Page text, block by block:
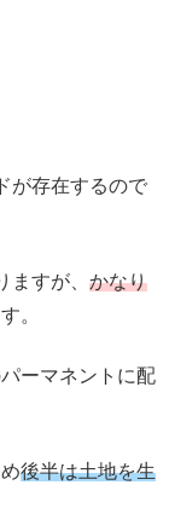
が存在するので
ますが、 かなり
。
ーマネントに配
後半は土地を生